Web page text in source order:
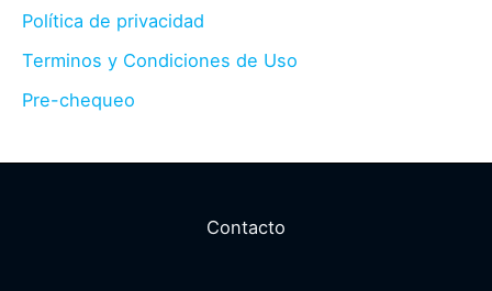
Política de privacidad
Terminos y Condiciones de Uso
Pre-chequeo
Contacto